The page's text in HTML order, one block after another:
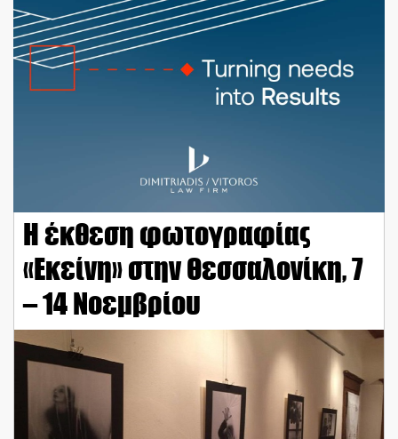
Η έκθεση φωτογραφίας
«Εκείνη» στην Θεσσαλονίκη, 7
– 14 Νοεμβρίου